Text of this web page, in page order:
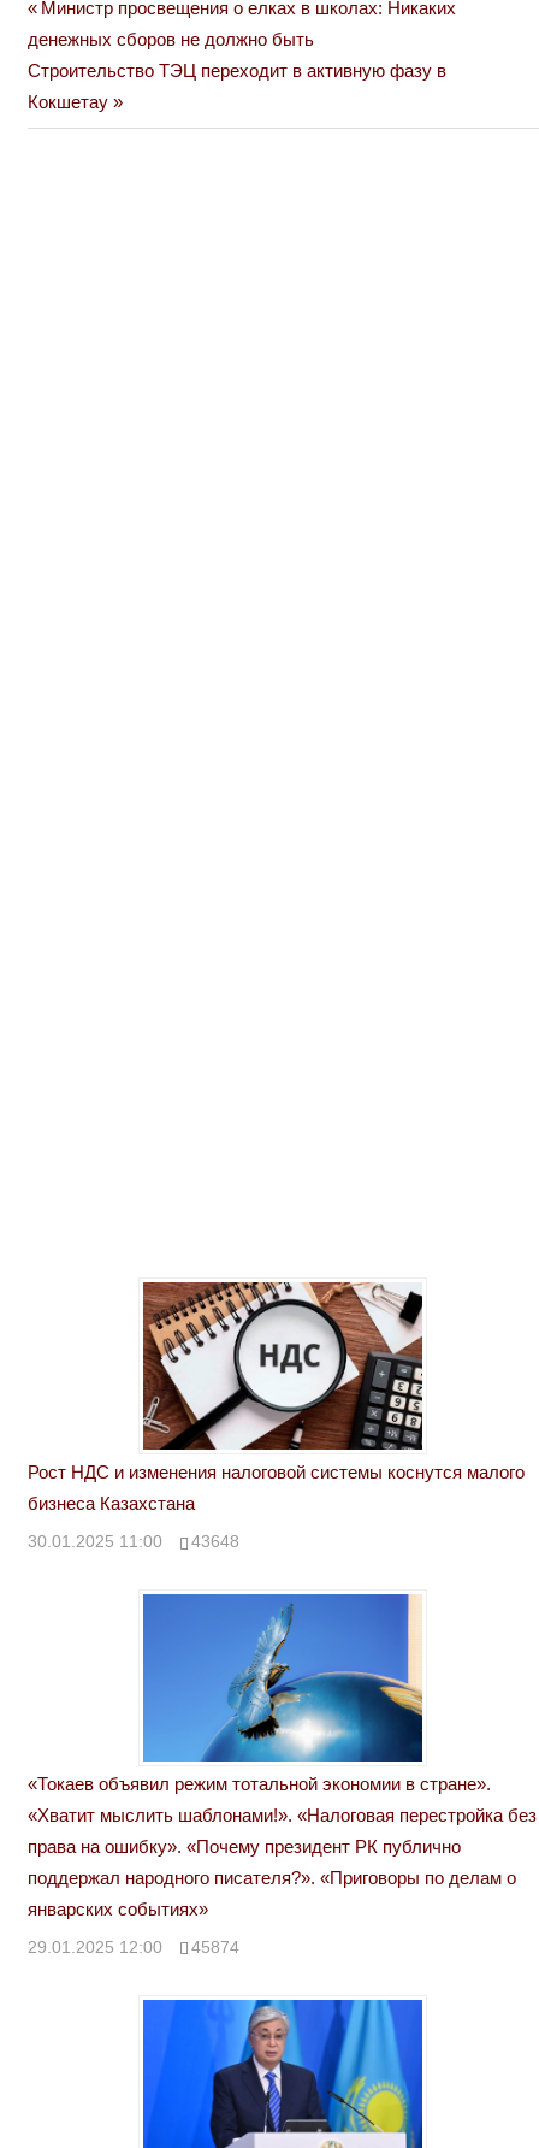
Навигация
по
записям
Previous
Post:
Министр просвещения о елках в школах: Никаких
денежных сборов не должно быть
Next
Post:
Строительство ТЭЦ переходит в активную фазу в
Кокшетау
Рост НДС и изменения налоговой системы коснутся малого
бизнеса Казахстана
30.01.2025 11:00 43648
«Токаев объявил режим тотальной экономии в стране».
«Хватит мыслить шаблонами!». «Налоговая перестройка без
права на ошибку». «Почему президент РК публично
поддержал народного писателя?». «Приговоры по делам о
январских событиях»
29.01.2025 12:00 45874